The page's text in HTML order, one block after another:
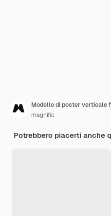
Modello di poster verticale
magnific
Potrebbero piacerti anche